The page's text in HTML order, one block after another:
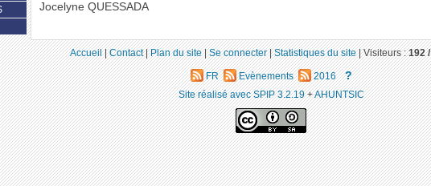
Jocelyne QUESSADA
Accueil|Contact|Plan du site|Se connecter|Statistiques du site|Visiteurs :192 /
FR Evènements 2016 ?
Site réalisé avec SPIP 3.2.19+AHUNTSIC